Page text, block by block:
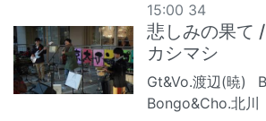
15:00 34
悲しみの果て
カシマシ
Gt&Vo.渡辺(暁)
Bongo&Cho.北川